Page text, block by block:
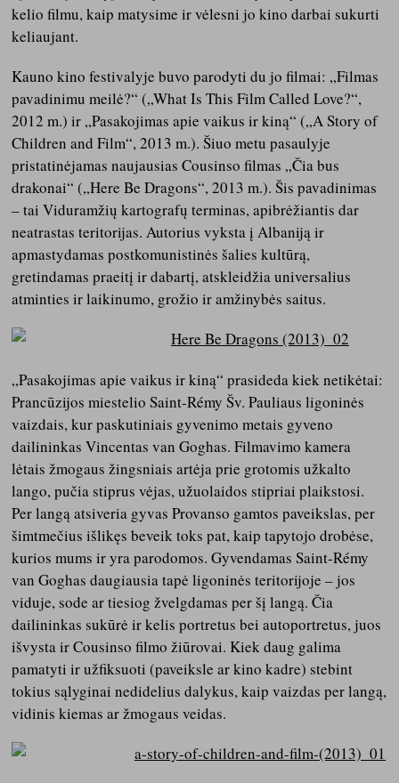
kelio filmu, kaip matysime ir vėlesni jo kino darbai sukurti
keliaujant.
Kauno kino festivalyje buvo parodyti du jo filmai: „Filmas
pavadinimu meilė?“ („What Is This Film Called Love?“,
2012 m.) ir „Pasakojimas apie vaikus ir kiną“ („A Story of
Children and Film“, 2013 m.). Šiuo metu pasaulyje
pristatinėjamas naujausias Cousinso filmas „Čia bus
drakonai“ („Here Be Dragons“, 2013 m.). Šis pavadinimas
– tai Viduramžių kartografų terminas, apibrėžiantis dar
neatrastas teritorijas. Autorius vyksta į Albaniją ir
apmastydamas postkomunistinės šalies kultūrą,
gretindamas praeitį ir dabartį, atskleidžia universalius
atminties ir laikinumo, grožio ir amžinybės saitus.
„Pasakojimas apie vaikus ir kiną“ prasideda kiek netikėtai:
Prancūzijos miestelio Saint-Rémy Šv. Pauliaus ligoninės
vaizdais, kur paskutiniais gyvenimo metais gyveno
dailininkas Vincentas van Goghas. Filmavimo kamera
lėtais žmogaus žingsniais artėja prie grotomis užkalto
lango, pučia stiprus vėjas, užuolaidos stipriai plaikstosi.
Per langą atsiveria gyvas Provanso gamtos paveikslas, per
šimtmečius išlikęs beveik toks pat, kaip tapytojo drobėse,
kurios mums ir yra parodomos. Gyvendamas Saint-Rémy
van Goghas daugiausia tapė ligoninės teritorijoje – jos
viduje, sode ar tiesiog žvelgdamas per šį langą. Čia
dailininkas sukūrė ir kelis portretus bei autoportretus, juos
išvysta ir Cousinso filmo žiūrovai. Kiek daug galima
pamatyti ir užfiksuoti (paveiksle ar kino kadre) stebint
tokius sąlyginai nedidelius dalykus, kaip vaizdas per langą,
vidinis kiemas ar žmogaus veidas.